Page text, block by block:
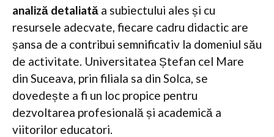
analiză detaliată a subiectului ales și cu
resursele adecvate, fiecare cadru didactic are
șansa de a contribui semnificativ la domeniul său
de activitate. Universitatea Ștefan cel Mare
din Suceava, prin filiala sa din Solca, se
dovedește a fi un loc propice pentru
dezvoltarea profesională și academică a
viitorilor educatori.